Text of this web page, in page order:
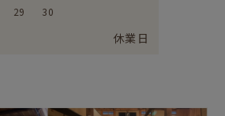
29 30
休業日